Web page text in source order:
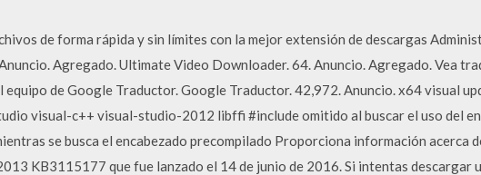
de forma rápida y sin límites con la mejor extensión de descargas
Agregado. Ultimate Video Downloader. 64. Anuncio. Agregado. Vea
equipo de Google Traductor. Google Traductor. 42,972. Anuncio. x64 visual
visual-c++ visual-studio-2012 libffi #include omitido al buscar el uso del
se busca el encabezado precompilado Proporciona información acerca
KB3115177 que fue lanzado el 14 de junio de 2016. Si intentas descargar